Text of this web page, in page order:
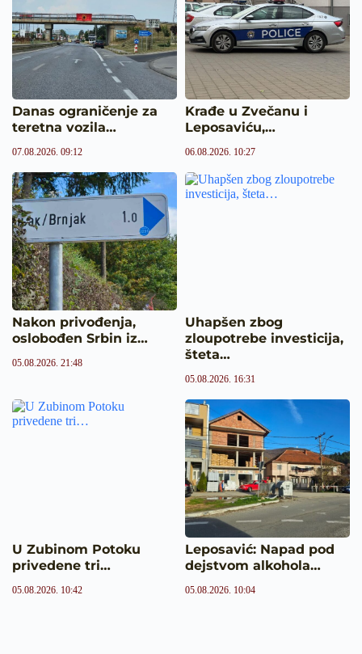
Danas ograničenje za
teretna vozila…
07.08.2026. 09:12
Krađe u Zvečanu i
Leposaviću,…
06.08.2026. 10:27
Nakon privođenja,
oslobođen Srbin iz…
05.08.2026. 21:48
Uhapšen zbog
zloupotrebe investicija,
šteta…
05.08.2026. 16:31
U Zubinom Potoku
privedene tri…
05.08.2026. 10:42
Leposavić: Napad pod
dejstvom alkohola…
05.08.2026. 10:04